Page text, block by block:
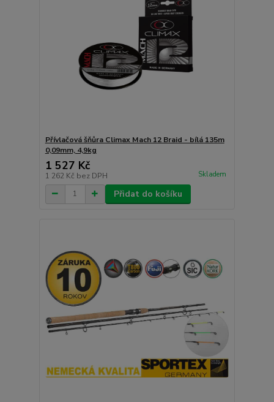
Přívlačová šňůra Climax Mach 12 Braid - bílá 135m
0,09mm, 4,9kg
1 527 Kč
1 262 Kč bez DPH Skladem
Přidat do košíku